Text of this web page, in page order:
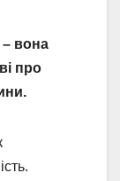
– вона
про